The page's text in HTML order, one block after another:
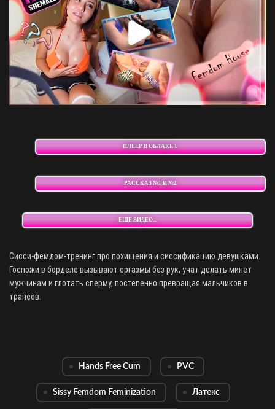
ПЛЕЕР В ОБЛАКЕ 1
РАССКАЗ №1 И №2
ЕЩЕ ВИДЕО...
Сисси-фемдом-тренинг про похищения и сиссификацию девушками.
Госпожи в борделе вызывают оргазмы без рук, учат делать минет
мужчинам и глотать сперму, постепенно превращая мальчиков в
трансов.
Hands Free Cum PVC
Sissy Femdom Feminization Латекс